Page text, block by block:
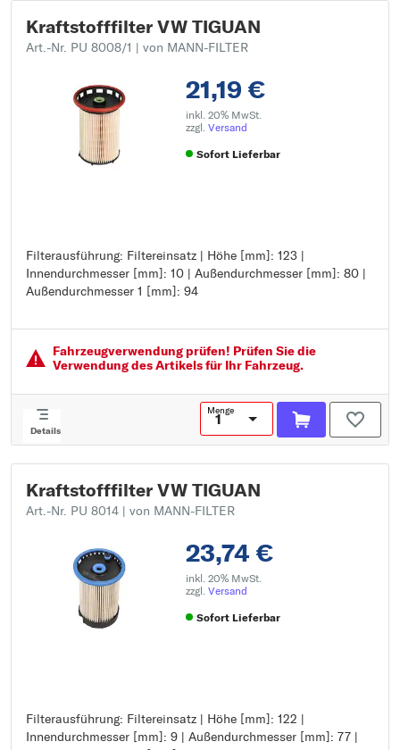
Kraftstofffilter VW TIGUAN
Art.-Nr. PU 8008/1 | von MANN-FILTER
21,19 €
inkl. 20% MwSt.
zzgl. Versand
Sofort Lieferbar
Filterausführung: Filtereinsatz | Höhe [mm]: 123 |
Innendurchmesser [mm]: 10 | Außendurchmesser [mm]: 80 |
Außendurchmesser 1 [mm]: 94
Filterausführung: Filtereinsatz
Höhe [mm]: 123
Innendurchmesser [mm]: 10
Außendurchmesser 1 [mm]: 94
Fahrzeugver­wendung prüfen! Prüfen Sie die
Verwendung des Artikels für Ihr Fahrzeug.
Details
Menge
Kraftstofffilter VW TIGUAN
Art.-Nr. PU 8014 | von MANN-FILTER
23,74 €
inkl. 20% MwSt.
zzgl. Versand
Sofort Lieferbar
Filterausführung: Filtereinsatz | Höhe [mm]: 122 |
Innendurchmesser [mm]: 9 | Außendurchmesser [mm]: 77 |
Filterausführung: Filtereinsatz
Höhe [mm]: 122